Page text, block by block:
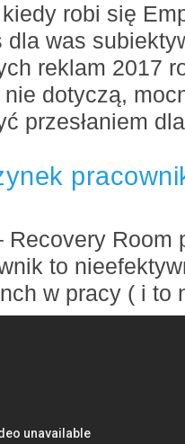
robi się
dla was
reklam 2017
dotyczą,
przesłaniem
Recovery Room
to
w pracy ( i to